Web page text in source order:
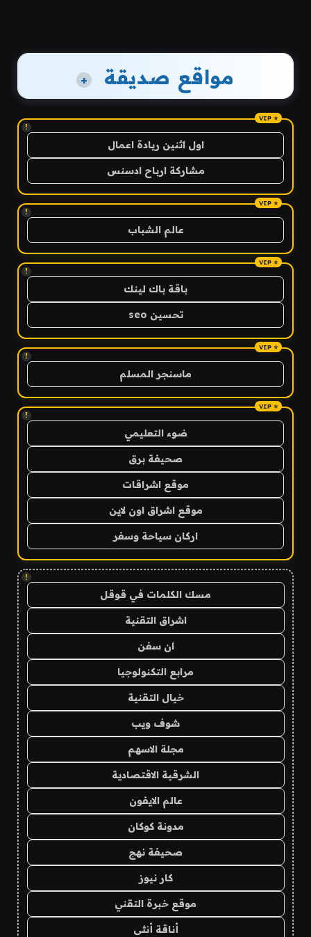
مواقع صديقة +
!
اول اثنين ريادة اعمال
مشاركة ارباح ادسنس
!
عالم الشباب
!
باقة باك لينك
تحسين seo
!
ماسنجر المسلم
!
ضوء التعليمي
صحيفة برق
موقع اشراقات
موقع اشراق اون لاين
اركان سياحة وسفر
!
مسك الكلمات في قوقل
اشراق التقنية
ان سفن
مرابع التكنولوجيا
خيال التقنية
شوف ويب
مجلة الاسهم
الشرقية الاقتصادية
عالم الايفون
مدونة كوكان
صحيفة نهج
كار نيوز
موقع خبرة التقني
أناقة أنثى